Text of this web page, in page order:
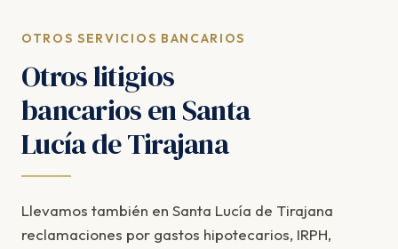
OTROS SERVICIOS BANCARIOS
Otros litigios
bancarios en Santa
Lucía de Tirajana
Llevamos también en Santa Lucía de Tirajana
reclamaciones por gastos hipotecarios, IRPH,